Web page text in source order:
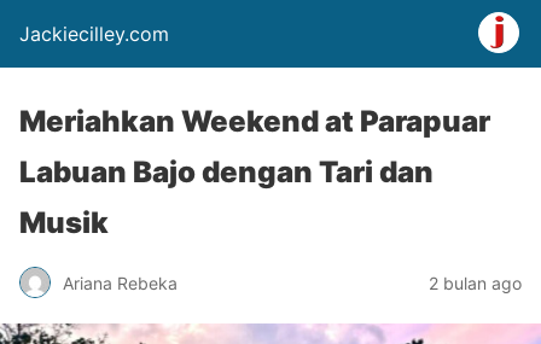
Jackiecilley.com
Meriahkan Weekend at Parapuar
Labuan Bajo dengan Tari dan
Musik
Ariana Rebeka 2 bulan ago